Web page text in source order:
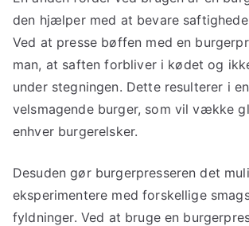
den hjælper med at bevare
Ved at presse bøffen med en
man, at saften forbliver i kødet og
under stegningen. Dette resulterer i
velsmagende burger, som vil vække
enhver burgerelsker.
Desuden gør burgerpresseren det
eksperimentere med forskellige
fyldninger. Ved at bruge en